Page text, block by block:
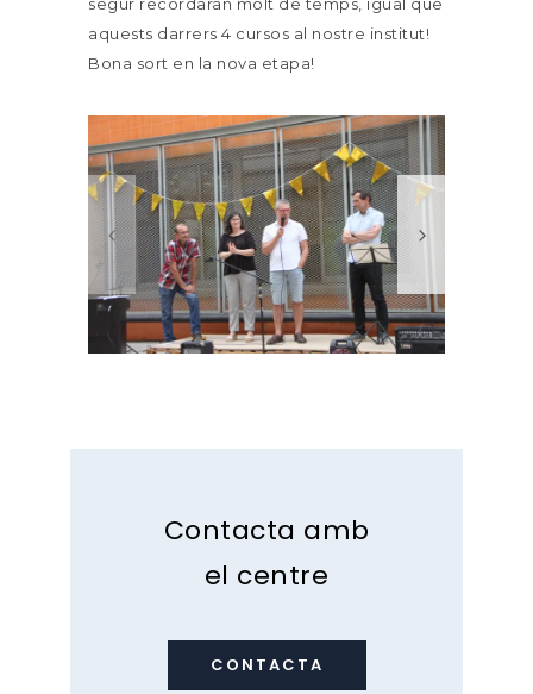
aquests darrers 4 cursos al nostre institut!
Bona sort en la nova etapa!
Contacta amb
el centre
CONTACTA